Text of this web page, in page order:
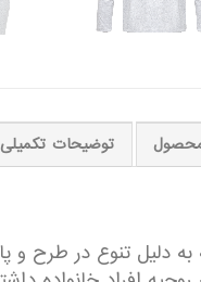
توضیحات تکمیلی
دلیل تنوع در طرح و